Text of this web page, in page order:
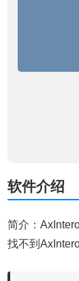
软件介绍
简介：
找不到